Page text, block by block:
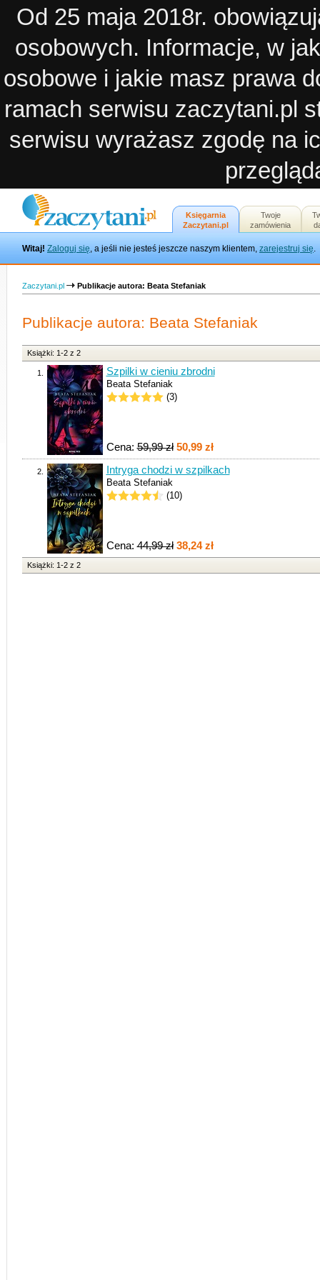
Od 25 maja 2018r.
osobowych. Informacje, w
osobowe i jakie masz prawa
ramach serwisu zaczytani.pl
serwisu wyrażasz zgodę na
Witaj! Zaloguj się, a jeśli nie jesteś jeszcze naszym klientem, zarejestruj się.
Księgarnia
Zaczytani.pl
Twoje
zamówienia
Zaczytani.pl Publikacje autora: Beata Stefaniak
Publikacje autora: Beata Stefaniak
Książki: 1-2 z 2
1. Szpilki w cieniu zbrodni
Beata Stefaniak
(3)
Cena:59,99 zł 50,99 zł
2. Intryga chodzi w szpilkach
Beata Stefaniak
(10)
Cena:44,99 zł 38,24 zł
Książki: 1-2 z 2